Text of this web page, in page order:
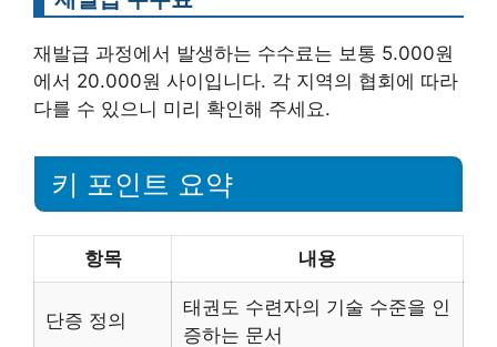
재발급 과정에서 발생하는 수수료는 보통 5.000원
에서 20.000원 사이입니다. 각 지역의 협회에 따라
다를 수 있으니 미리 확인해 주세요.
키 포인트 요약
항목 내용
단증 정의
태권도 수련자의 기술 수준을 인
증하는 문서